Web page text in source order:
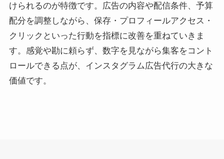
けられるのが特徴です。広告の内容や配信条件、予算
配分を調整しながら、保存・プロフィールアクセス・
クリックといった行動を指標に改善を重ねていきま
す。感覚や勘に頼らず、数字を見ながら集客をコント
ロールできる点が、インスタグラム広告代行の大きな
価値です。